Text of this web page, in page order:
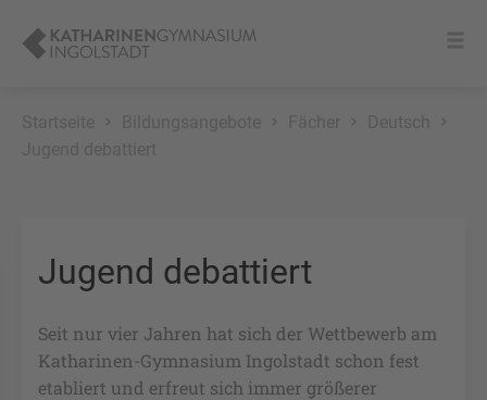
Jugend debattiert
Seit nur vier Jahren hat sich der Wettbewerb am
Katharinen-Gymnasium Ingolstadt schon fest
etabliert und erfreut sich immer größerer